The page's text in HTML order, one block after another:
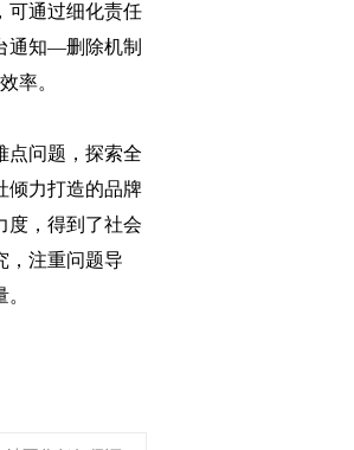
可通过细化责任
通知—删除机制
率。
点问题，探索全
倾力打造的品牌
度，得到了社会
，注重问题导